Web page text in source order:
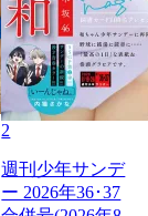
2
週刊少年サンデ
ー 2026年36･37